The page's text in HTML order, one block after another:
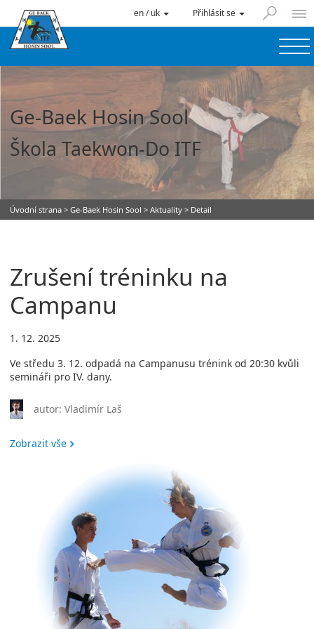
en / uk Přihlásit se
Ge-Baek Hosin Sool
Škola Taekwon-Do ITF
Úvodní strana > Ge-Baek Hosin Sool > Aktuality > Detail
Zrušení tréninku na
Campanu
1. 12. 2025
Ve středu 3. 12. odpadá na Campanusu trénink od 20:30 kvůli
semináři pro IV. dany.
autor: Vladimír Laš
Zobrazit vše